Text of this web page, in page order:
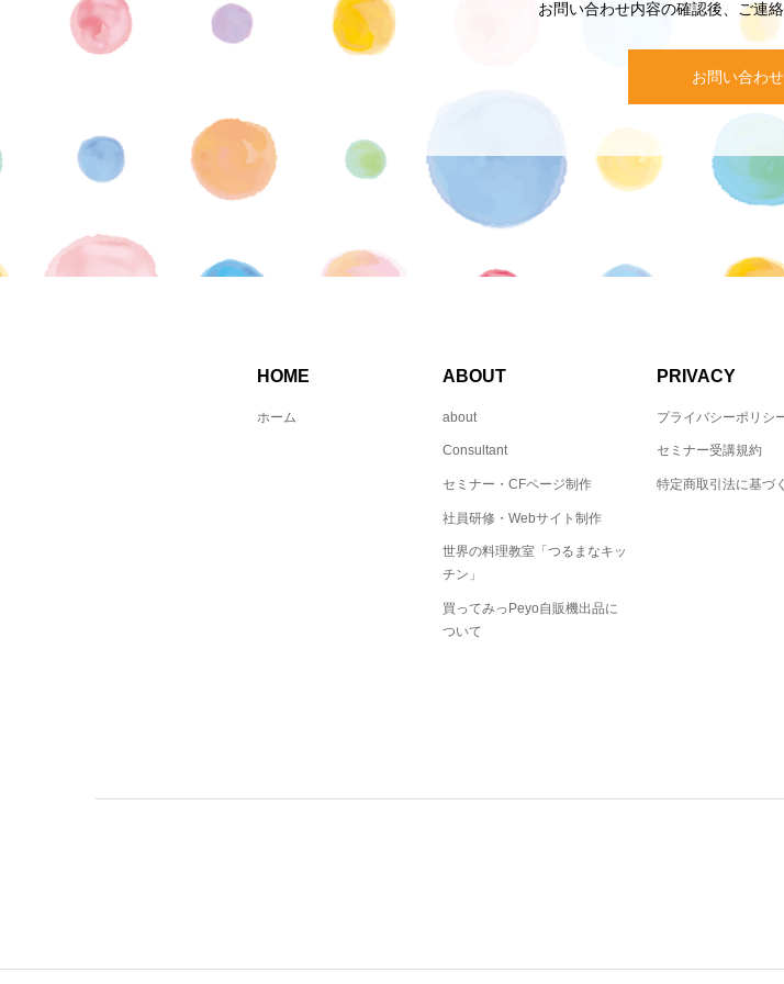
お問い合わせ内容の確認後、ご連
お問い合わせ
HOME
ホーム
ABOUT
about
Consultant
セミナー・CFページ制作
社員研修・Webサイト制作
世界の料理教室「つるまなキッ
チン」
買ってみっPeyo自販機出品に
ついて
PRIVACY
プライバシーポリシ
セミナー受講規約
特定商取引法に基づ